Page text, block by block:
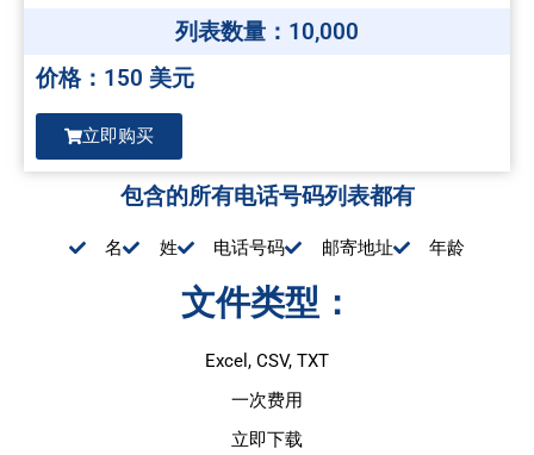
列表数量：10,000
价格：150 美元
立即购买
包含的所有电话号码列表都有
名 姓 电话号码 邮寄地址 年龄
文件类型：
Excel, CSV, TXT
一次费用
立即下载